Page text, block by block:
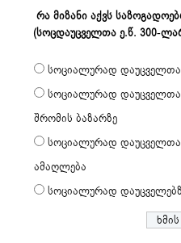
რა მიზანი აქვს
(სოცდაუცველთა ე.წ. 300-
სოციალურად დაუცველთა
სოციალურად დაუცველთა
შრომის ბაზარზე
სოციალურად დაუცველთა
ამაღლება
სოციალურად